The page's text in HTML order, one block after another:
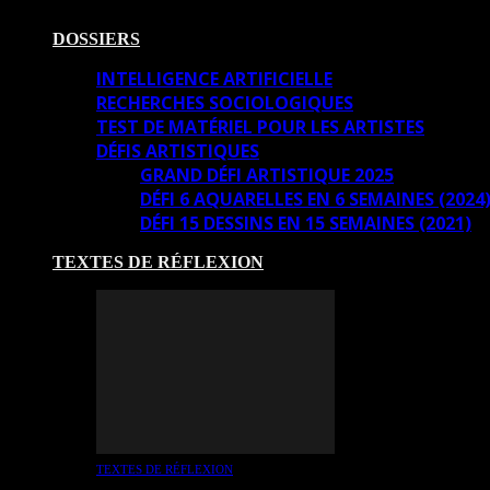
DOSSIERS
INTELLIGENCE ARTIFICIELLE
RECHERCHES SOCIOLOGIQUES
TEST DE MATÉRIEL POUR LES ARTISTES
DÉFIS ARTISTIQUES
GRAND DÉFI ARTISTIQUE 2025
DÉFI 6 AQUARELLES EN 6 SEMAINES (2024)
DÉFI 15 DESSINS EN 15 SEMAINES (2021)
TEXTES DE RÉFLEXION
TEXTES DE RÉFLEXION